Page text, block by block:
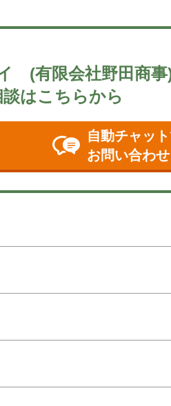
(有限会社野田商事
はこちらから
自動チャッ
お問い合わせ